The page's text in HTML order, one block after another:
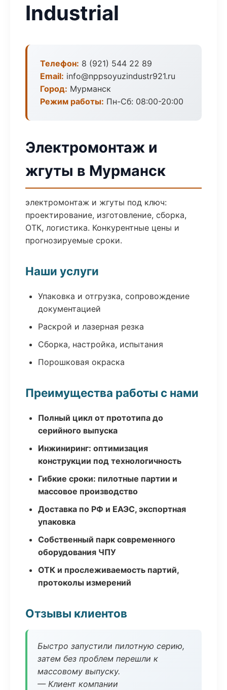
Industrial
Телефон: 8 (921) 544 22 89
Email: info@nppsoyuzindustr921.ru
Город: Мурманск
Режим работы: Пн-Сб: 08:00-20:00
Электромонтаж и
жгуты в Мурманск
электромонтаж и жгуты под ключ:
проектирование, изготовление, сборка,
ОТК, логистика. Конкурентные цены и
прогнозируемые сроки.
Наши услуги
Упаковка и отгрузка, сопровождение
документацией
Раскрой и лазерная резка
Сборка, настройка, испытания
Порошковая окраска
Преимущества работы с нами
Полный цикл от прототипа до
серийного выпуска
Инжиниринг: оптимизация
конструкции под технологичность
Гибкие сроки: пилотные партии и
массовое производство
Доставка по РФ и ЕАЭС, экспортная
упаковка
Собственный парк современного
оборудования ЧПУ
ОТК и прослеживаемость партий,
протоколы измерений
Отзывы клиентов
Быстро запустили пилотную серию,
затем без проблем перешли к
массовому выпуску.
— Клиент компании